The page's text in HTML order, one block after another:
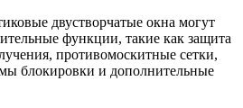
двустворчатые окна могут
функции, такие как защита
противомоскитные сетки,
блокировки и дополнительные